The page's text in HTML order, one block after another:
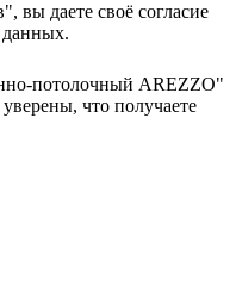
вы даете своё согласие
данных.
потолочный AREZZO"
что получаете